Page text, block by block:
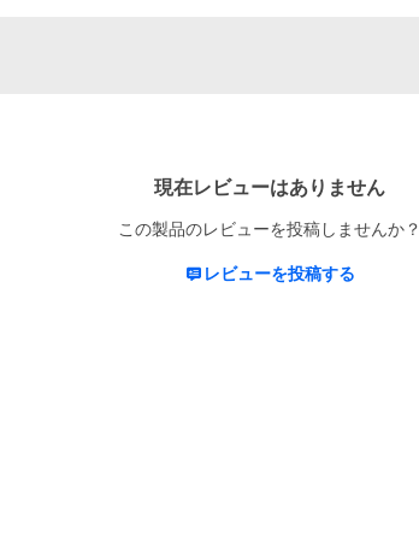
現在レビューはありません
この製品のレビューを投稿しませんか？
レビューを投稿する